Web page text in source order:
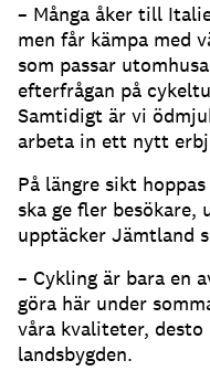
– Många åker till
men får kämpa med
som passar
efterfrågan på
Samtidigt är vi
arbeta in ett nytt
På längre sikt
ska ge fler
upptäcker Jämtland
– Cykling är bara en
göra här under
våra kvaliteter,
landsbygden.